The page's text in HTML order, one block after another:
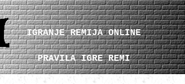
IGRANJE REMIJA ONLINE
PRAVILA IGRE REMI